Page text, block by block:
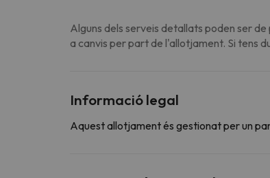
Alguns dels serveis detallats poden ser
a canvis per part de l'allotjament. Si tens
Informació legal
Aquest allotjament és gestionat per un